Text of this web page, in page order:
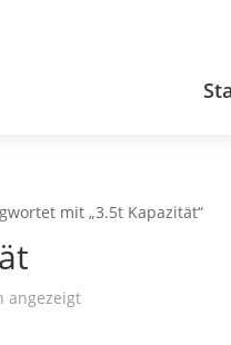
mit „3.5t Kapazität“
angezeigt